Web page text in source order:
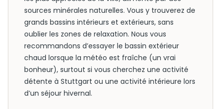
sources minérales naturelles. Vous y trouverez de
grands bassins intérieurs et extérieurs, sans
oublier les zones de relaxation. Nous vous
recommandons d’essayer le bassin extérieur
chaud lorsque la météo est fraîche (un vrai
bonheur), surtout si vous cherchez une activité
détente à Stuttgart ou une activité intérieure lors
d’un séjour hivernal.